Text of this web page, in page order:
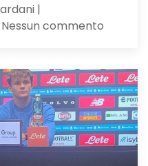
|
Nessun commento
il
Milan,
su
offre
Ricci